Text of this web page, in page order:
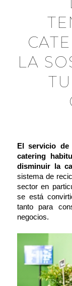
LA
El servicio de
catering
disminuir la
sistema de
sector en
se está
tanto para
negocios.